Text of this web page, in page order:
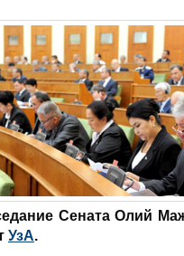
Сената Олий
УзА.